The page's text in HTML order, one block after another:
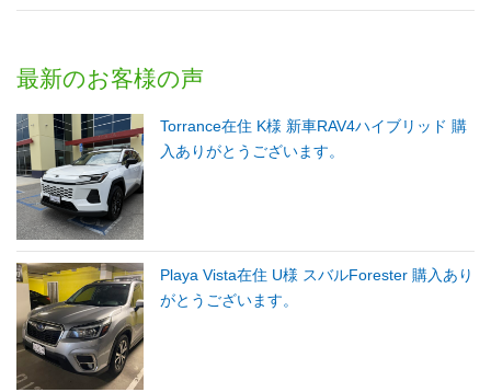
最新のお客様の声
Torrance在住 K様 新車RAV4ハイブリッド 購
入ありがとうございます。
Playa Vista在住 U様 スバルForester 購入あり
がとうございます。